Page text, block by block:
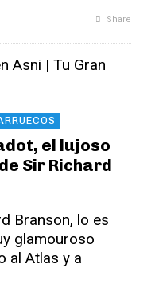
Share
el lujoso
Sir Richard
Branson, lo es
glamouroso
al Atlas y a